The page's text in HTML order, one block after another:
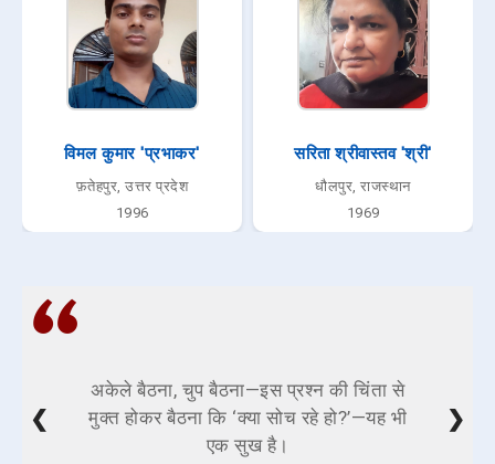
विमल कुमार 'प्रभाकर'
फ़तेहपुर, उत्तर प्रदेश
1996
सरिता श्रीवास्तव 'श्री'
धौलपुर, राजस्थान
1969
अकेले बैठना, चुप बैठना—इस प्रश्न की चिंता से
मुक्त होकर बैठना कि ‘क्या सोच रहे हो?’—यह भी
एक सुख है।
❮ ❯